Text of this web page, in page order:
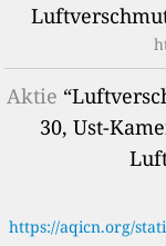
Aktie
30, Ust-
https://aqicn.org/